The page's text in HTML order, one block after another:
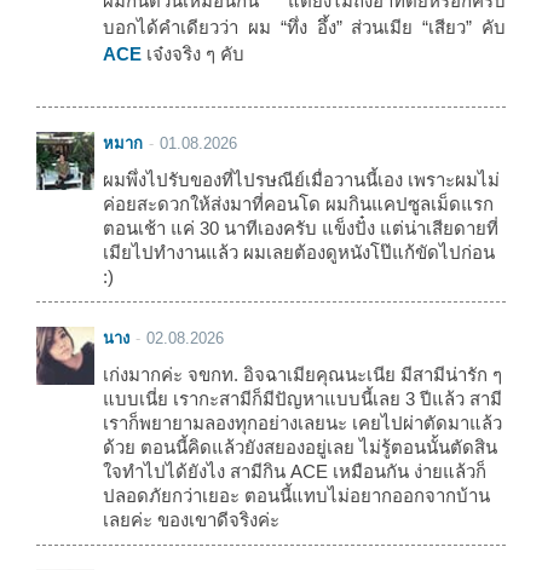
บอกได้คำเดียวว่า ผม “ทึ่ง อึ้ง” ส่วนเมีย “เสียว” คับ
ACE เจ๋งจริง ๆ คับ
หมาก 01.08.2026
ผมพึ่งไปรับของที่ไปรษณีย์เมื่อวานนี้เอง เพราะผมไม่
ค่อยสะดวกให้ส่งมาที่คอนโด ผมกินแคปซูลเม็ดแรก
ตอนเช้า แค่ 30 นาทีเองครับ แข็งปั๋ง แต่น่าเสียดายที่
เมียไปทำงานแล้ว ผมเลยต้องดูหนังโป๊แก้ขัดไปก่อน
:)
นาง 02.08.2026
เก่งมากค่ะ จขกท. อิจฉาเมียคุณนะเนีย มีสามีน่ารัก ๆ
แบบเนี่ย เรากะสามีก็มีปัญหาแบบนี้เลย 3 ปีแล้ว สามี
เราก็พยายามลองทุกอย่างเลยนะ เคยไปผ่าตัดมาแล้ว
ด้วย ตอนนี้คิดแล้วยังสยองอยู่เลย ไม่รู้ตอนนั้นตัดสิน
ใจทำไปได้ยังไง สามีกิน ACE เหมือนกัน ง่ายแล้วก็
ปลอดภัยกว่าเยอะ ตอนนี้แทบไม่อยากออกจากบ้าน
เลยค่ะ ของเขาดีจริงค่ะ